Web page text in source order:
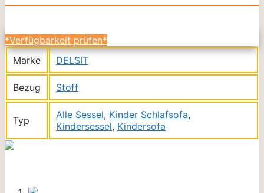
*Verfügbarkeit prüfen*
Marke
DELSIT
Bezug Stoff
Typ Alle Sessel, Kinder Schlafsofa,
Kindersessel, Kindersofa